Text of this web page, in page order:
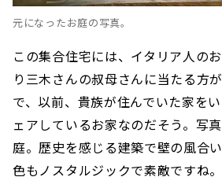
元になったお庭の写真。
この集合住宅には、イタリア人の
り三木さんの叔母さんに当たる方
で、以前、貴族が住んでいた家を
ェアしているお家なのだそう。写
庭。歴史を感じる建築で壁の風合
色もノスタルジックで素敵ですね。